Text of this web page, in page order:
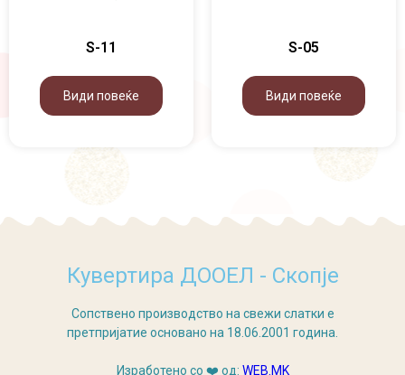
S-11
Види повеќе
S-05
Види повеќе
Кувертира ДООЕЛ - Скопје
Сопствено производство на свежи слатки е
претпријатие основано на 18.06.2001 година.
Изработено со ❤️ од: WEB.MK